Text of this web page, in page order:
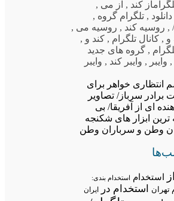
از کند , از می ,
, تلگرام گروه ,
, روسیه کند , روسیه می ,
و , کانال تلگرام , کند و ,
, گروه های جدید
, وایبر , وایبر کند , وایبر
انتظاری خواهر برای
برادر سرباز/ تصاویر
ای از آفریقا/ بی
ترین ابزار های شکنجه
وطن و سرباران وطن
از استخدام استخدام بندی:
تهران استخدام در ایران